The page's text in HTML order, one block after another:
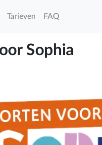
Tarieven FAQ
Sophia